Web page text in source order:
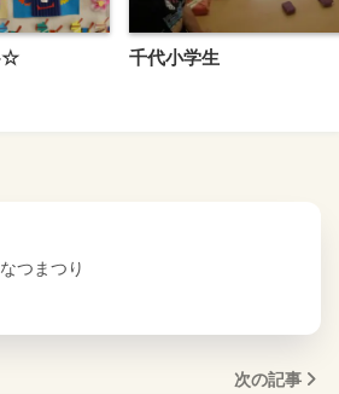
☆ 千代小学生
つまつり
次の記事